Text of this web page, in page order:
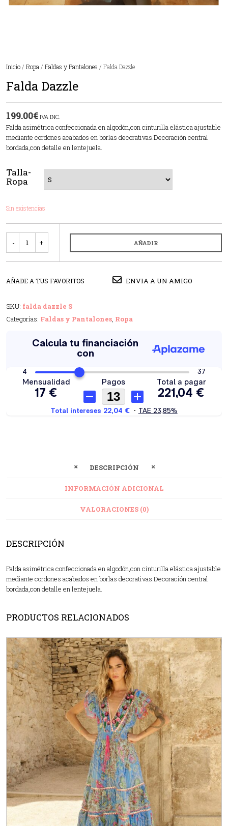
Inicio / Ropa / Faldas y Pantalones / Falda Dazzle
Falda Dazzle
199.00€ IVA INC.
Falda asimétrica confeccionada en algodón,con cinturilla elástica ajustable
mediante cordones acabados en borlas decorativas.Decoración central
bordada,con detalle en lentejuela.
Talla-
Ropa
Sin existencias
AÑADIR
AÑADE A TUS FAVORITOS ENVIA A UN AMIGO
SKU: falda dazzle S
Categorías: Faldas y Pantalones, Ropa
DESCRIPCIÓN
INFORMACIÓN ADICIONAL
VALORACIONES (0)
DESCRIPCIÓN
Falda asimétrica confeccionada en algodón,con cinturilla elástica ajustable
mediante cordones acabados en borlas decorativas.Decoración central
bordada,con detalle en lentejuela.
PRODUCTOS RELACIONADOS